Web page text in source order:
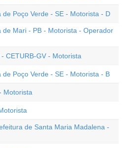
Poço Verde - SE - Motorista - D
de Mari - PB - Motorista - Operador
CETURB-GV - Motorista
Poço Verde - SE - Motorista - B
Motorista
de Santa Maria Madalena -